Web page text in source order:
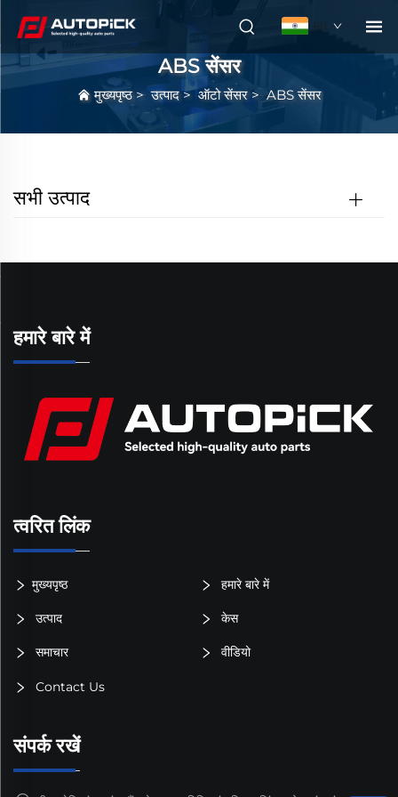
HI
ABS सेंसर
मुख्यपृष्ठ>उत्पाद>ऑटो सेंसर> ABS सेंसर
सभी उत्पाद
हमारे बारे में
त्वरित लिंक
मुख्यपृष्ठ हमारे बारे में
उत्पाद केस
समाचार वीडियो
Contact Us
संपर्क रखें